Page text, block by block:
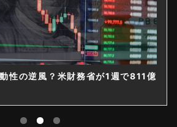
有4710BTCのうち直接保有は1枚
式化